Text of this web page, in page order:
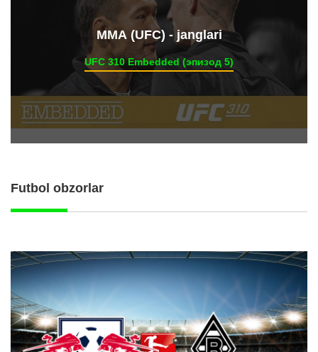
ММА (UFC) - janglari
UFC 310 Embedded (эпизод 5)
Futbol obzorlar